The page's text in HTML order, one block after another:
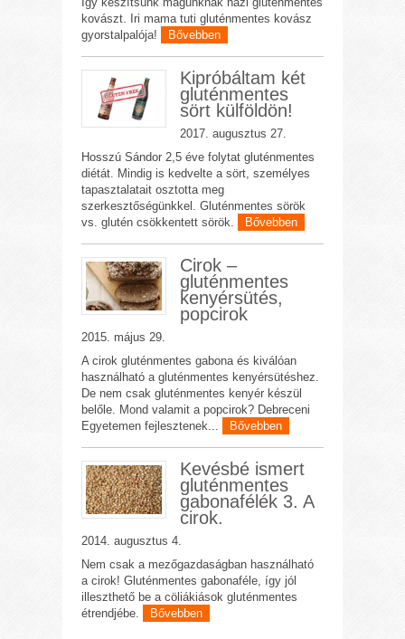
kovászt. Iri mama tuti gluténmentes kovász
gyorstalpalója!
Bővebben
Kipróbáltam két
gluténmentes
sört külföldön!
2017. augusztus 27.
Hosszú Sándor 2,5 éve folytat gluténmentes
diétát. Mindig is kedvelte a sört, személyes
tapasztalatait osztotta meg
szerkesztőségünkkel. Gluténmentes sörök
vs. glutén csökkentett sörök.
Bővebben
Cirok –
gluténmentes
kenyérsütés,
popcirok
2015. május 29.
A cirok gluténmentes gabona és kiválóan
használható a gluténmentes kenyérsütéshez.
De nem csak gluténmentes kenyér készül
belőle. Mond valamit a popcirok? Debreceni
Egyetemen fejlesztenek...
Bővebben
Kevésbé ismert
gluténmentes
gabonafélék 3. A
cirok.
2014. augusztus 4.
Nem csak a mezőgazdaságban használható
a cirok! Gluténmentes gabonaféle, így jól
illeszthető be a cöliákiások gluténmentes
étrendjébe.
Bővebben